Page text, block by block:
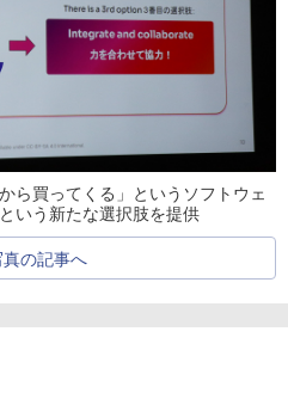
ら買ってくる」というソフトウェ
いう新たな選択肢を提供
真の記事へ